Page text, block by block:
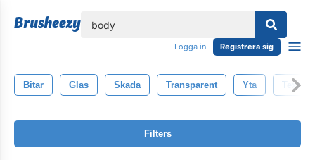
Logga in Registrera sig
Bitar Glas Skada Transparent Yta
Filters